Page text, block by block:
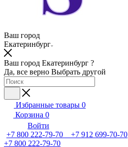
Ваш город
Екатеринбург
Ваш город Екатеринбург ?
Да, все верно Выбрать другой
Избранные товары 0
Корзина 0
Войти
+7 800 222-79-70 +7 912 699-70-70
+7 800 222-79-70